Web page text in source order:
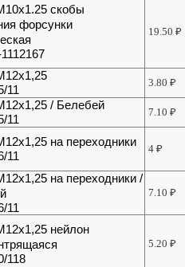
скобы
форсунки
19.50₽
11
3.80₽
/ Белебей
11
7.10₽
на переходники
11
4₽
на переходники /
11
7.10₽
нейлон
118
5.20₽